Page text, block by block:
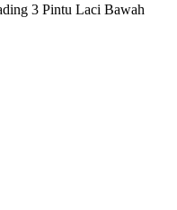
3 Pintu Laci Bawah